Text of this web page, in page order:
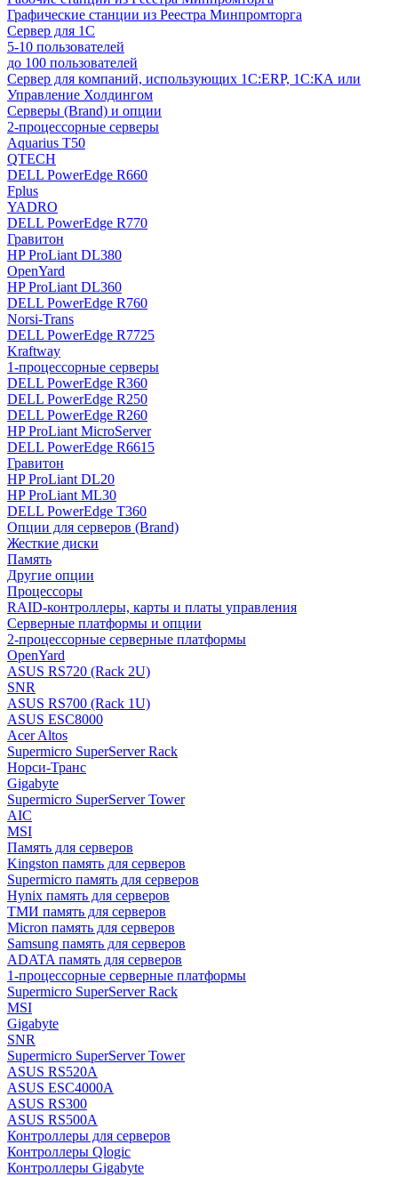
Графические станции из Реестра Минпромторга
Сервер для 1С
5-10 пользователей
до 100 пользователей
Сервер для компаний, использующих 1C:ERP, 1С:КА или
Управление Холдингом
Серверы (Brand) и опции
2-процессорные серверы
Aquarius T50
QTECH
DELL PowerEdge R660
Fplus
YADRO
DELL PowerEdge R770
Гравитон
HP ProLiant DL380
OpenYard
HP ProLiant DL360
DELL PowerEdge R760
Norsi-Trans
DELL PowerEdge R7725
Kraftway
1-процессорные серверы
DELL PowerEdge R360
DELL PowerEdge R250
DELL PowerEdge R260
HP ProLiant MicroServer
DELL PowerEdge R6615
Гравитон
HP ProLiant DL20
HP ProLiant ML30
DELL PowerEdge T360
Опции для серверов (Brand)
Жесткие диски
Память
Другие опции
Процессоры
RAID-контроллеры, карты и платы управления
Серверные платформы и опции
2-процессорные серверные платформы
OpenYard
ASUS RS720 (Rack 2U)
SNR
ASUS RS700 (Rack 1U)
ASUS ESC8000
Acer Altos
Supermicro SuperServer Rack
Норси-Транс
Gigabyte
Supermicro SuperServer Tower
AIC
MSI
Память для серверов
Kingston память для серверов
Supermicro память для серверов
Hynix память для серверов
ТМИ память для серверов
Micron память для серверов
Samsung память для серверов
ADATA память для серверов
1-процессорные серверные платформы
Supermicro SuperServer Rack
MSI
Gigabyte
SNR
Supermicro SuperServer Tower
ASUS RS520A
ASUS ESC4000A
ASUS RS300
ASUS RS500A
Контроллеры для серверов
Контроллеры Qlogic
Контроллеры Gigabyte